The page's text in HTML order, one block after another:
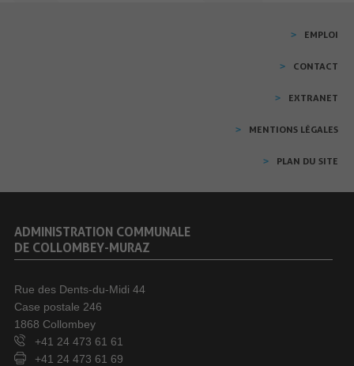
EMPLOI
CONTACT
EXTRANET
MENTIONS LÉGALES
PLAN DU SITE
ADMINISTRATION COMMUNALE
DE COLLOMBEY-MURAZ
Rue des Dents-du-Midi 44
Case postale 246
1868 Collombey
+41 24 473 61 61
+41 24 473 61 69